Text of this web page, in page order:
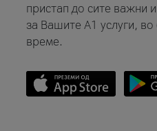
пристап до сите важни
за Вашите A1 услуги,
време.